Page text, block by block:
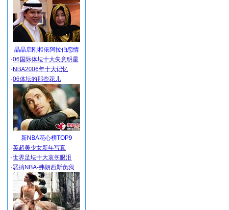
晶晶启刚相依阿拉伯恋情
·06国际体坛十大失意明星
· NBA2006年十大记忆
·06体坛的那些花儿
新NBA花心榜TOP9
·英超美少女新年写真
·世界足坛十大哀伤眼泪
·恶搞NBA-弗朗西斯负我